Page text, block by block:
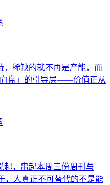
，稀缺的就不再是产能，而
盘」的引导层——价值正从
起，串起本周三份周刊与
，人真正不可替代的不是能